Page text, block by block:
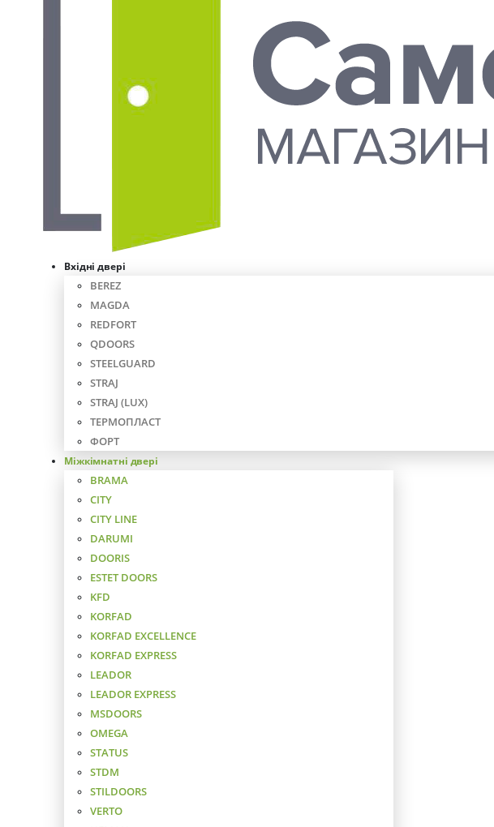
Вхідні двері
BEREZ
MAGDA
REDFORT
QDOORS
STEELGUARD
STRAJ
STRAJ (LUX)
ТЕРМОПЛАСТ
ФОРТ
Міжкімнатні двері
BRAMA
CITY
CITY LINE
DARUMI
DOORIS
ESTET DOORS
KFD
KORFAD
KORFAD EXCELLENCE
KORFAD EXPRESS
LEADOR
LEADOR EXPRESS
MSDOORS
OMEGA
STATUS
STDM
STILDOORS
VERTO